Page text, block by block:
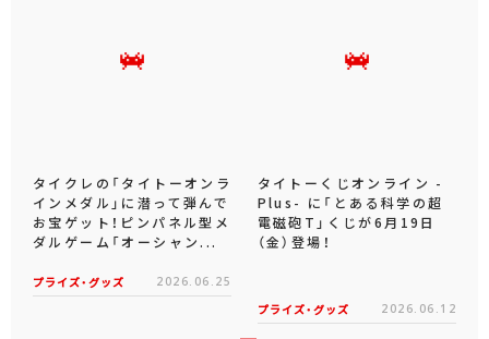
タイクレの「タイトーオンラ
インメダル」に潜って弾んで
お宝ゲット！ピンパネル型メ
ダルゲーム「オーシャン...
プライズ・グッズ 2026.06.25
タイトーくじオンライン -
Plus- に「とある科学の超
電磁砲T」くじが6月19日
（金）登場！
プライズ・グッズ 2026.06.12